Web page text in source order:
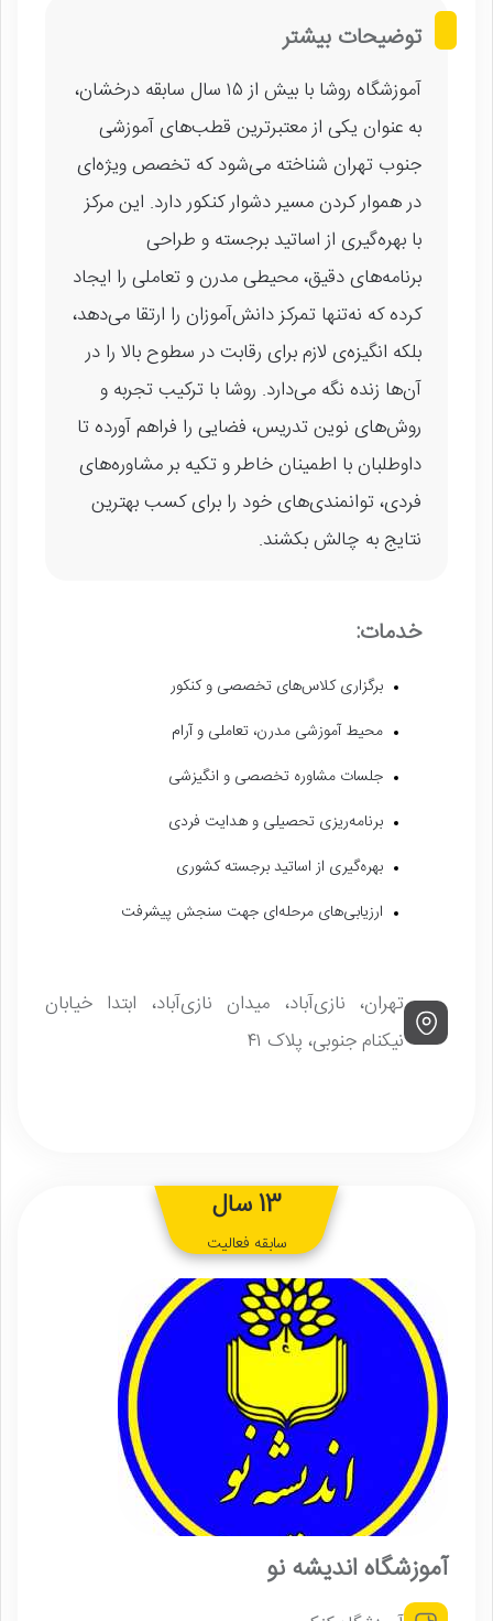
توضیحات بیشتر
آموزشگاه روشا با بیش از ۱۵ سال سابقه درخشان،
به عنوان یکی از معتبرترین قطب‌های آموزشی
جنوب تهران شناخته می‌شود که تخصص ویژه‌ای
در هموار کردن مسیر دشوار کنکور دارد. این مرکز
با بهره‌گیری از اساتید برجسته و طراحی
برنامه‌های دقیق، محیطی مدرن و تعاملی را ایجاد
کرده که نه‌تنها تمرکز دانش‌آموزان را ارتقا می‌دهد،
بلکه انگیزه‌ی لازم برای رقابت در سطوح بالا را در
آن‌ها زنده نگه می‌دارد. روشا با ترکیب تجربه و
روش‌های نوین تدریس، فضایی را فراهم آورده تا
داوطلبان با اطمینان خاطر و تکیه بر مشاوره‌های
فردی، توانمندی‌های خود را برای کسب بهترین
نتایج به چالش بکشند.
خدمات:
برگزاری کلاس‌های تخصصی و کنکور
محیط آموزشی مدرن، تعاملی و آرام
جلسات مشاوره تخصصی و انگیزشی
برنامه‌ریزی تحصیلی و هدایت فردی
بهره‌گیری از اساتید برجسته کشوری
ارزیابی‌های مرحله‌ای جهت سنجش پیشرفت
تهران، نازی‌آباد، میدان نازی‌آباد، ابتدا خیابان
نیکنام جنوبی، پلاک ۴۱
آموزشگاه اندیشه نو
13 سال
سابقه فعالیت